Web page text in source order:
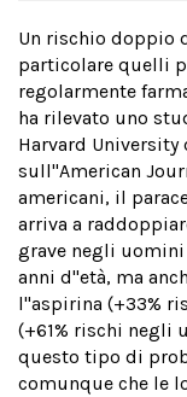
Un rischio doppio
particolare quelli
regolarmente
ha rilevato uno
Harvard
sull''American
americani, il
arriva a
grave negli uomini
anni d''età, ma
l''aspirina (+33%
(+61% rischi negli
questo tipo di
comunque che le